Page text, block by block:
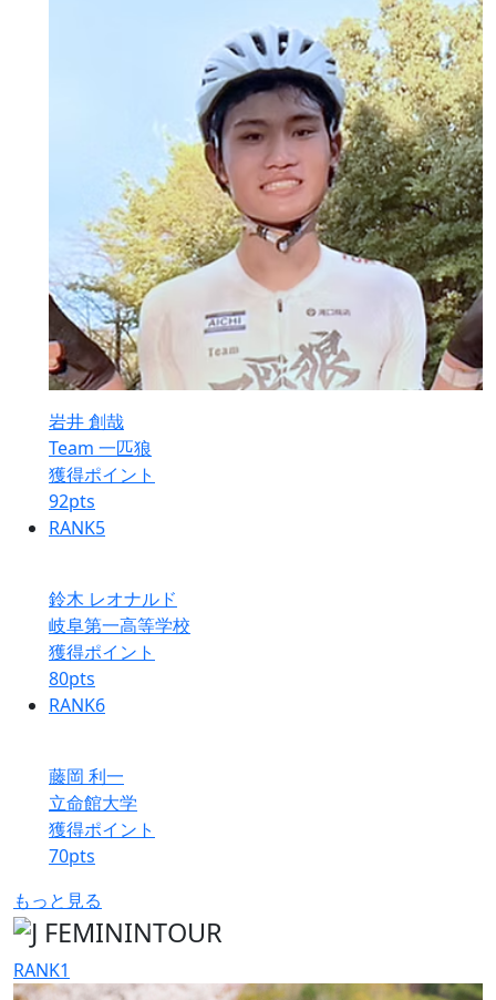
岩井 創哉
Team 一匹狼
獲得ポイント
92pts
RANK5
鈴木 レオナルド
岐阜第一高等学校
獲得ポイント
80pts
RANK6
藤岡 利一
立命館大学
獲得ポイント
70pts
もっと見る
RANK1